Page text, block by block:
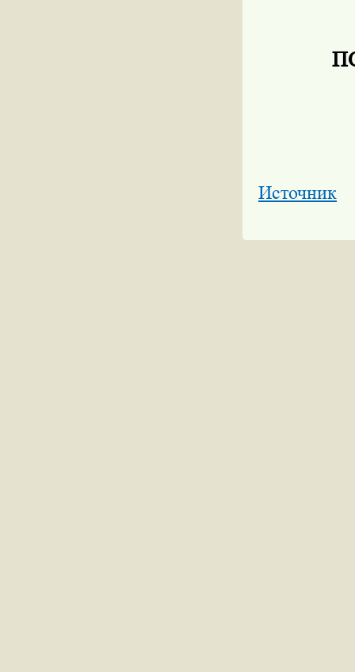
Источник